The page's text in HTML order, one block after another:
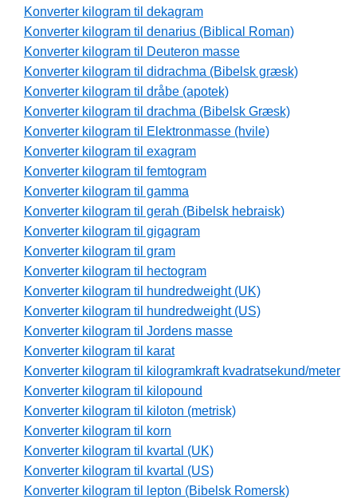
Konverter kilogram til dekagram
Konverter kilogram til denarius (Biblical Roman)
Konverter kilogram til Deuteron masse
Konverter kilogram til didrachma (Bibelsk græsk)
Konverter kilogram til dråbe (apotek)
Konverter kilogram til drachma (Bibelsk Græsk)
Konverter kilogram til Elektronmasse (hvile)
Konverter kilogram til exagram
Konverter kilogram til femtogram
Konverter kilogram til gamma
Konverter kilogram til gerah (Bibelsk hebraisk)
Konverter kilogram til gigagram
Konverter kilogram til gram
Konverter kilogram til hectogram
Konverter kilogram til hundredweight (UK)
Konverter kilogram til hundredweight (US)
Konverter kilogram til Jordens masse
Konverter kilogram til karat
Konverter kilogram til kilogramkraft kvadratsekund/meter
Konverter kilogram til kilopound
Konverter kilogram til kiloton (metrisk)
Konverter kilogram til korn
Konverter kilogram til kvartal (UK)
Konverter kilogram til kvartal (US)
Konverter kilogram til lepton (Bibelsk Romersk)